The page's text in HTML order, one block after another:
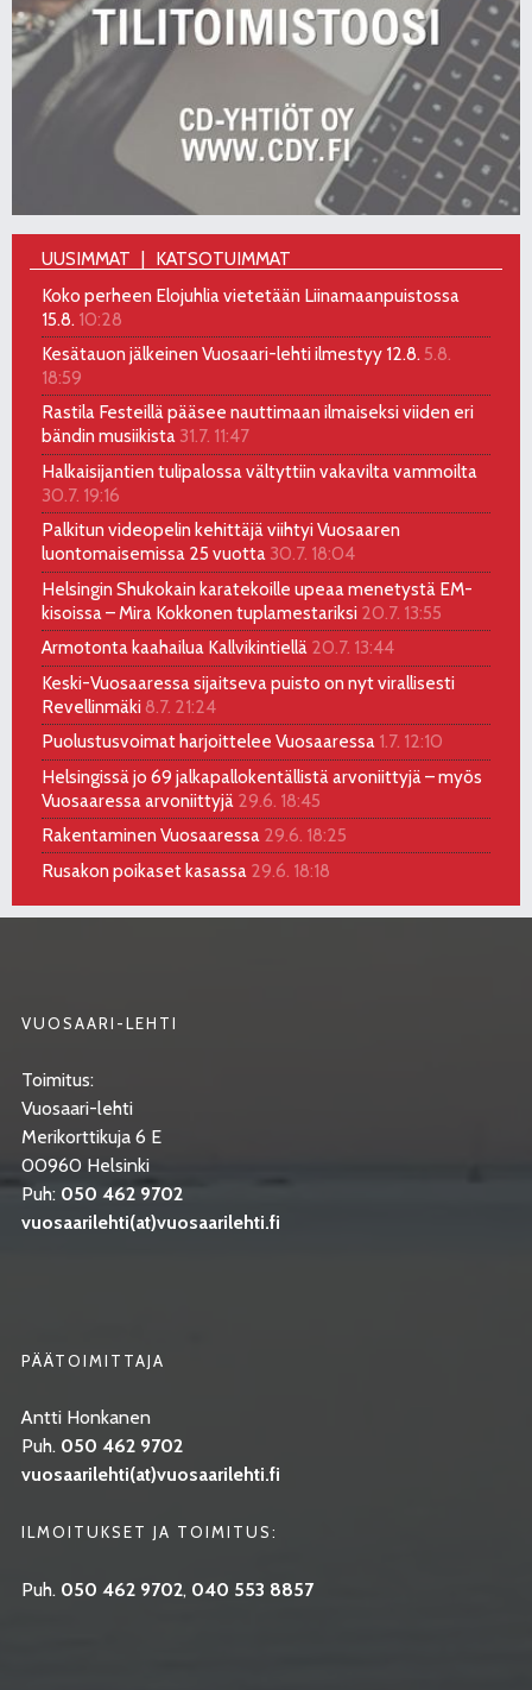
UUSIMMAT
KATSOTUIMMAT
Koko perheen Elojuhlia vietetään Liinamaanpuistossa
15.8. 10:28
Kesätauon jälkeinen Vuosaari-lehti ilmestyy 12.8. 5.8.
18:59
Rastila Festeillä pääsee nauttimaan ilmaiseksi viiden eri
bändin musiikista 31.7. 11:47
Halkaisijantien tulipalossa vältyttiin vakavilta vammoilta
30.7. 19:16
Palkitun videopelin kehittäjä viihtyi Vuosaaren
luontomaisemissa 25 vuotta 30.7. 18:04
Helsingin Shukokain karatekoille upeaa menetystä EM-
kisoissa – Mira Kokkonen tuplamestariksi 20.7. 13:55
Armotonta kaahailua Kallvikintiellä 20.7. 13:44
Keski-Vuosaaressa sijaitseva puisto on nyt virallisesti
Revellinmäki 8.7. 21:24
Puolustusvoimat harjoittelee Vuosaaressa 1.7. 12:10
Helsingissä jo 69 jalkapallokentällistä arvoniittyjä – myös
Vuosaaressa arvoniittyjä 29.6. 18:45
Rakentaminen Vuosaaressa 29.6. 18:25
Rusakon poikaset kasassa 29.6. 18:18
VUOSAARI-LEHTI
Toimitus:
Vuosaari-lehti
Merikorttikuja 6 E
00960 Helsinki
Puh: 050 462 9702
vuosaarilehti(at)vuosaarilehti.fi
PÄÄTOIMITTAJA
Antti Honkanen
Puh. 050 462 9702
vuosaarilehti(at)vuosaarilehti.fi
ILMOITUKSET JA TOIMITUS:
Puh. 050 462 9702, 040 553 8857